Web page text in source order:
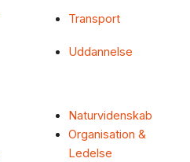
Transport
Uddannelse
Naturvidenskab
Organisation &
Ledelse